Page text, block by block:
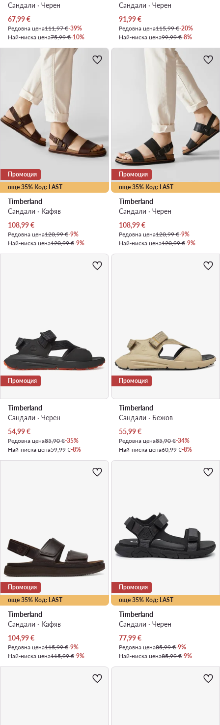
Сандали · Черен
Актуална цена
67,99€
Редовна цена111,97 €-39%
Най-ниска цена75,99 €-10%
Сандали · Черен
Актуална цена
91,99€
Редовна цена115,99 €-20%
Най-ниска цена99,99 €-8%
още 35% Код: LAST
Промоция
Timberland
Сандали · Кафяв
Актуална цена
108,99€
Редовна цена120,99 €-9%
Най-ниска цена120,99 €-9%
още 35% Код: LAST
Промоция
Timberland
Сандали · Черен
Актуална цена
108,99€
Редовна цена120,99 €-9%
Най-ниска цена120,99 €-9%
Промоция
Timberland
Сандали · Черен
Актуална цена
54,99€
Редовна цена85,90 €-35%
Най-ниска цена59,99 €-8%
Промоция
Timberland
Сандали · Бежов
Актуална цена
55,99€
Редовна цена85,90 €-34%
Най-ниска цена60,99 €-8%
още 35% Код: LAST
Промоция
Timberland
Сандали · Кафяв
Актуална цена
104,99€
Редовна цена115,99 €-9%
Най-ниска цена115,99 €-9%
още 35% Код: LAST
Промоция
Timberland
Сандали · Черен
Актуална цена
77,99€
Редовна цена85,99 €-9%
Най-ниска цена85,99 €-9%